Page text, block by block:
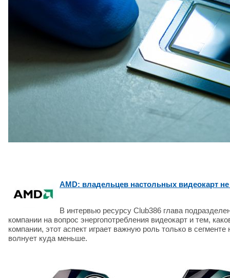
AMD: владельцев настольных видеокарт
В интервью ресурсу Club386 глава
компании на вопрос энергопотребления видеокарт и тем,
компании, этот аспект играет важную роль только в
волнует куда меньше.